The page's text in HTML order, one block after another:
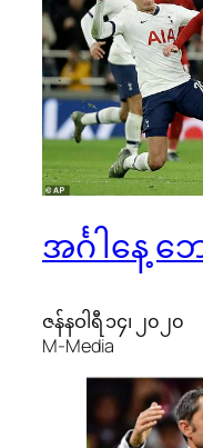
အင်္ဂါနေ့
ဇန်နဝါရီ ၁၄၊ ၂၀၂၀
M-Media